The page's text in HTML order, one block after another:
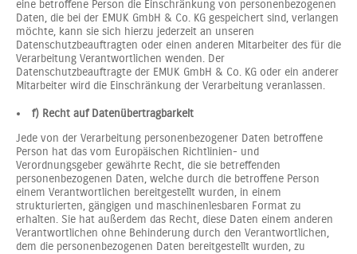
eine betroffene Person die Einschränkung von personenbezogenen
Daten, die bei der EMUK GmbH & Co. KG gespeichert sind, verlangen
möchte, kann sie sich hierzu jederzeit an unseren
Datenschutzbeauftragten oder einen anderen Mitarbeiter des für die
Verarbeitung Verantwortlichen wenden. Der
Datenschutzbeauftragte der EMUK GmbH & Co. KG oder ein anderer
Mitarbeiter wird die Einschränkung der Verarbeitung veranlassen.
f) Recht auf Datenübertragbarkeit
Jede von der Verarbeitung personenbezogener Daten betroffene
Person hat das vom Europäischen Richtlinien- und
Verordnungsgeber gewährte Recht, die sie betreffenden
personenbezogenen Daten, welche durch die betroffene Person
einem Verantwortlichen bereitgestellt wurden, in einem
strukturierten, gängigen und maschinenlesbaren Format zu
erhalten. Sie hat außerdem das Recht, diese Daten einem anderen
Verantwortlichen ohne Behinderung durch den Verantwortlichen,
dem die personenbezogenen Daten bereitgestellt wurden, zu